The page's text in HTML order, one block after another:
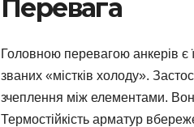
Перевага
Головною перевагою анкерів є
званих «містків холоду».
зчеплення між елементами.
Термостійкість арматур